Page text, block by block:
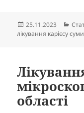
Опубліковано
25.11.2023
лікування карієсу суми
області